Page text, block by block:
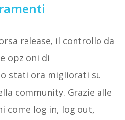
release, il controllo da
opzioni di
stati ora migliorati su
community. Grazie alle
come log in, log out,